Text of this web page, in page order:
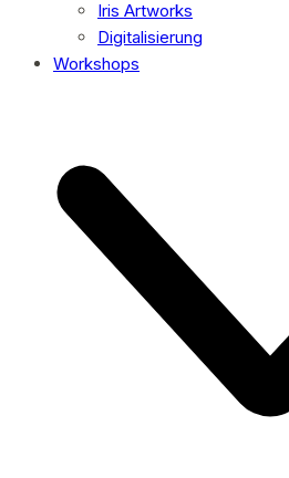
Iris Artworks
Digitalisierung
Workshops